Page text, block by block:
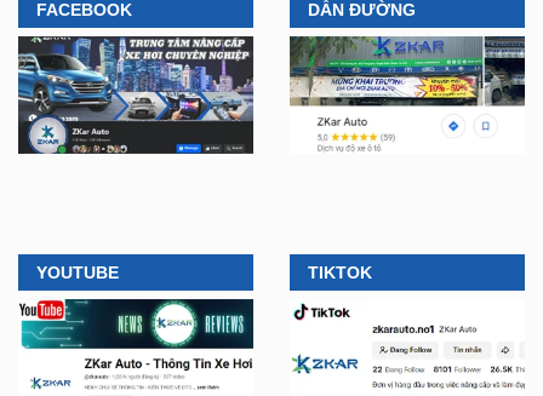
FACEBOOK DẪN ĐƯỜNG
YOUTUBE TIKTOK